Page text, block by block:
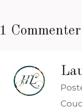
1 Commenter